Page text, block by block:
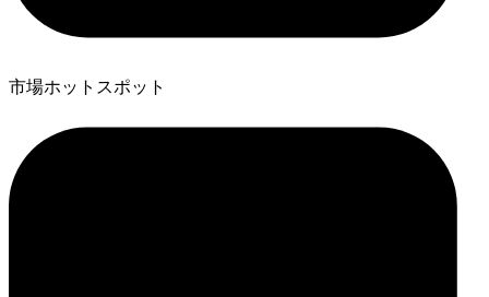
市場ホットスポット